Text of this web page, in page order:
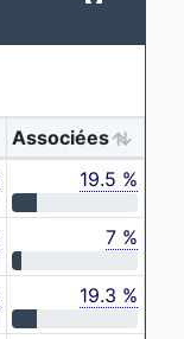
Associées
19.5 %
7 %
19.3 %